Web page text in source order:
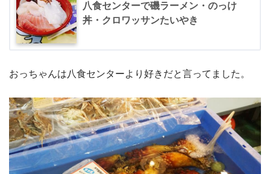
八食センターで磯ラーメン・のっけ
丼・クロワッサンたいやき
おっちゃんは八食センターより好きだと言ってました。